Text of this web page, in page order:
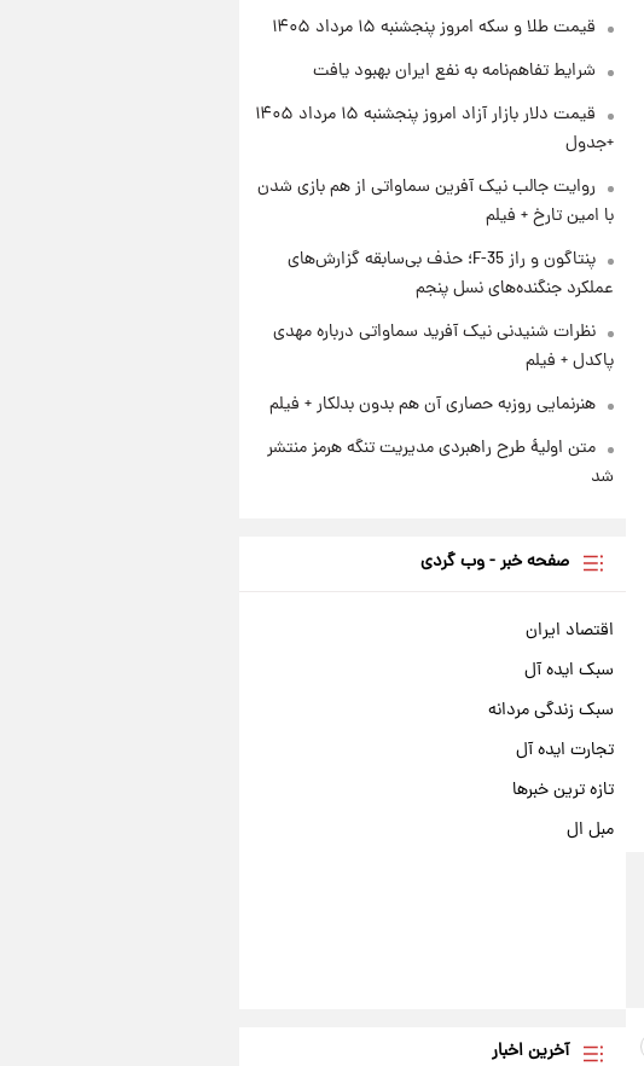
قیمت طلا و سکه امروز پنجشنبه ۱۵ مرداد ۱۴۰۵
شرایط تفاهم‌نامه به نفع ایران بهبود یافت
قیمت دلار بازار آزاد امروز پنجشنبه ۱۵ مرداد ۱۴۰۵
+جدول
روایت جالب نیک آفرین سماواتی از هم بازی شدن
با امین تارخ + فیلم
پنتاگون و راز F-35؛ حذف بی‌سابقه گزارش‌های
عملکرد جنگنده‌های نسل پنجم
نظرات شنیدنی نیک آفرید سماواتی درباره مهدی
پاکدل + فیلم
هنرنمایی روزبه حصاری آن هم بدون بدلکار + فیلم
متن اولیۀ طرح راهبردی مدیریت تنگه هرمز منتشر
شد
صفحه خبر - وب گردی
اقتصاد ایران
سبک ایده آل
سبک زندگی مردانه
تجارت ایده آل
تازه ترین خبرها
مبل ال
آخرین اخبار